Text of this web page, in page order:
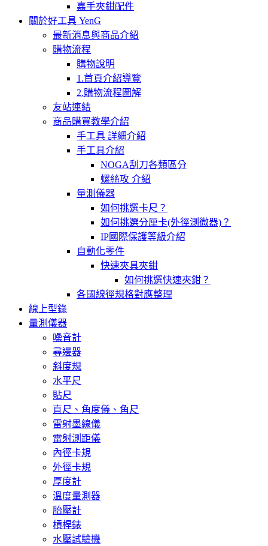
嘉手夾鉗配件
關於好工具 YenG
最新消息與商品介紹
購物流程
購物說明
1.首頁介紹導覽
2.購物流程圖解
友站連結
商品購買教學介紹
手工具 詳細介紹
手工具介紹
NOGA刮刀各類區分
螺絲攻 介紹
量測儀器
如何挑選卡尺？
如何挑選分厘卡(外徑測微器)？
IP國際保護等級介紹
自動化零件
快速夾具夾鉗
如何挑選快速夾鉗？
各國線徑規格對應整理
線上型錄
量測儀器
噪音計
尋邊器
斜度規
水平尺
貼尺
直尺、角度儀、角尺
雷射墨線儀
雷射測距儀
內徑卡規
外徑卡規
厚度計
溫度量測器
胎壓計
槓桿錶
水壓試驗機